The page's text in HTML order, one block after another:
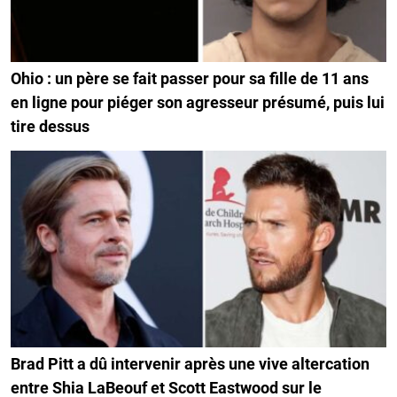
Ohio : un père se fait passer pour sa fille de 11 ans
en ligne pour piéger son agresseur présumé, puis lui
tire dessus
Brad Pitt a dû intervenir après une vive altercation
entre Shia LaBeouf et Scott Eastwood sur le